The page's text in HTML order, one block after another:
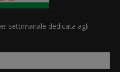
settimanale dedicata agli